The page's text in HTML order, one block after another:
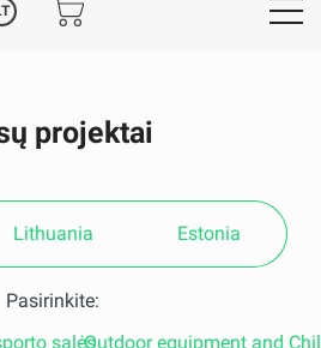
projektai
Lithuania Estonia
Pasirinkite:
salėsOutdoor equipment and